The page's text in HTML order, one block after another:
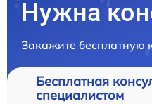
Нужна
Закажите бесплатную
Бесплатная
специалистом